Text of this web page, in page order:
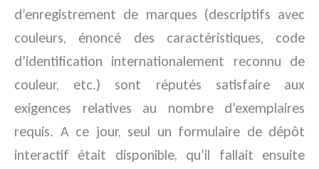
d’enregistrement de marques (descriptifs avec
couleurs, énoncé des caractéristiques, code
d’identification internationalement reconnu de
couleur, etc.) sont réputés satisfaire aux
exigences relatives au nombre d’exemplaires
requis. A ce jour, seul un formulaire de dépôt
interactif était disponible, qu’il fallait ensuite